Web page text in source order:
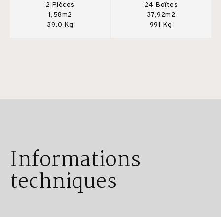
2 Pièces
1,58m2
39,0 Kg
24 Boîtes
37,92m2
991 Kg
Informations
techniques